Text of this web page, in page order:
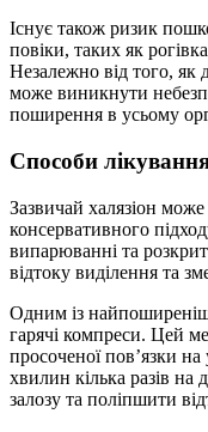
Існує також ризик
повіки, таких як
Незалежно від того, як
може виникнути
поширення в усьому
Способи
Зазвичай халязіон
консервативного
випарюванні та
відтоку виділення та
Одним із
гарячі компреси. Цей
просоченої пов’язки
хвилин кілька разів на
залозу та поліпшити